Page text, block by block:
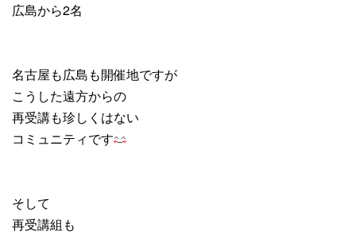
広島から2名
名古屋も広島も開催地ですが
こうした遠方からの
再受講も珍しくはない
コミュニティです
そして
再受講組も